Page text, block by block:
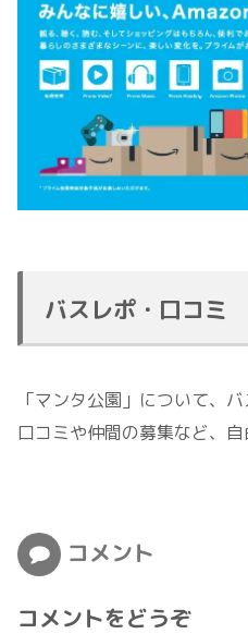
バスレポ・口コミ
「マンタ公園」について、
口コミや仲間の募集など、自
コメント
コメントをどうぞ